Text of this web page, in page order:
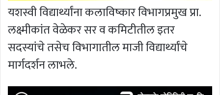
यशस्वी विद्यार्थ्यांना कलाविष्कार विभागप्रमुख प्रा.
लक्ष्मीकांत वेळेकर सर व कमिटीतील इतर
सदस्यांचे तसेच विभागातील माजी विद्यार्थ्यांचे
मार्गदर्शन लाभले.